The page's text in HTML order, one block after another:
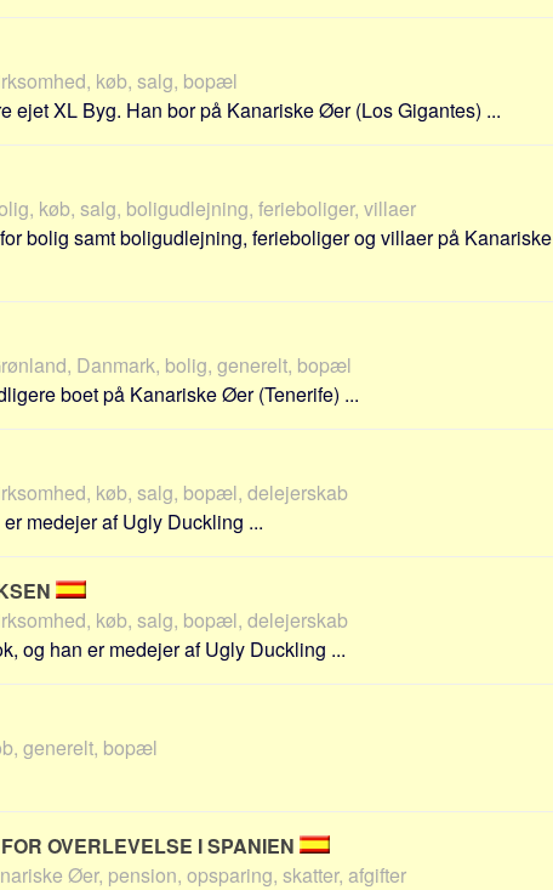
køb, salg, bopæl
ejet XL Byg. Han bor på Kanariske Øer (Los Gigantes) ...
køb, salg, boligudlejning, ferieboliger, villaer
bolig samt boligudlejning, ferieboliger og villaer på Kanariske
Danmark, bolig, generelt, bopæl
boet på Kanariske Øer (Tenerife) ...
køb, salg, bopæl, delejerskab
medejer af Ugly Duckling ...
køb, salg, bopæl, delejerskab
og han er medejer af Ugly Duckling ...
generelt, bopæl
OVERLEVELSE I SPANIEN
Øer, pension, opsparing, skatter, afgifter